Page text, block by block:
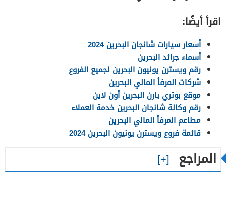
اقرأ أيضًا:
أسعار سيارات شانجان البحرين 2024
أسماء جرائد البحرين
رقم ويسترن يونيون البحرين لجميع الفروع
شركات المرفأ المالي البحرين
موقع بوتري بارن البحرين أون لاين
رقم وكالة شانجان البحرين خدمة العملاء
مطاعم المرفأ المالي البحرين
قائمة فروع ويسترن يونيون البحرين 2024
المراجع